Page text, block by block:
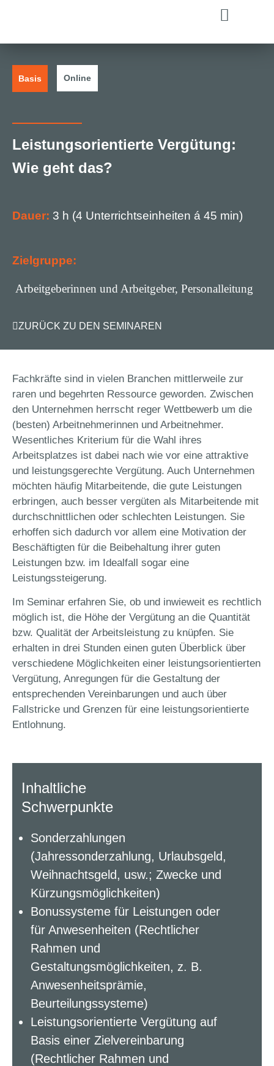
Basis Online
Leistungsorientierte Vergütung:
Wie geht das?
Dauer: 3 h (4 Unterrichtseinheiten á 45 min)
Zielgruppe:
Arbeitgeberinnen und Arbeitgeber, Personalleitung
ZURÜCK ZU DEN SEMINAREN
Fachkräfte sind in vielen Branchen mittlerweile zur
raren und begehrten Ressource geworden. Zwischen
den Unternehmen herrscht reger Wettbewerb um die
(besten) Arbeitnehmerinnen und Arbeitnehmer.
Wesentliches Kriterium für die Wahl ihres
Arbeitsplatzes ist dabei nach wie vor eine attraktive
und leistungsgerechte Vergütung. Auch Unternehmen
möchten häufig Mitarbeitende, die gute Leistungen
erbringen, auch besser vergüten als Mitarbeitende mit
durchschnittlichen oder schlechten Leistungen. Sie
erhoffen sich dadurch vor allem eine Motivation der
Beschäftigten für die Beibehaltung ihrer guten
Leistungen bzw. im Idealfall sogar eine
Leistungssteigerung.
Im Seminar erfahren Sie, ob und inwieweit es rechtlich
möglich ist, die Höhe der Vergütung an die Quantität
bzw. Qualität der Arbeitsleistung zu knüpfen. Sie
erhalten in drei Stunden einen guten Überblick über
verschiedene Möglichkeiten einer leistungsorientierten
Vergütung, Anregungen für die Gestaltung der
entsprechenden Vereinbarungen und auch über
Fallstricke und Grenzen für eine leistungsorientierte
Entlohnung.
Inhaltliche
Schwerpunkte
Sonderzahlungen
(Jahressonderzahlung, Urlaubsgeld,
Weihnachtsgeld, usw.; Zwecke und
Kürzungsmöglichkeiten)
Bonussysteme für Leistungen oder
für Anwesenheiten (Rechtlicher
Rahmen und
Gestaltungsmöglichkeiten, z. B.
Anwesenheitsprämie,
Beurteilungssysteme)
Leistungsorientierte Vergütung auf
Basis einer Zielvereinbarung
(Rechtlicher Rahmen und